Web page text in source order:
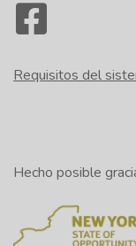
Requisitos del
Hecho posible